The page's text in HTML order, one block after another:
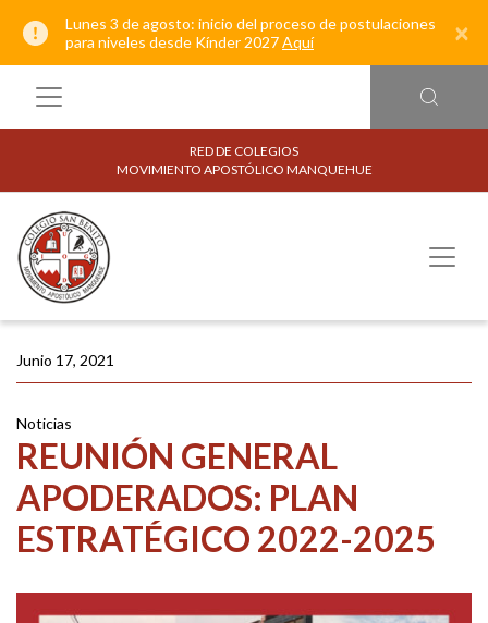
Lunes 3 de agosto: inicio del proceso de postulaciones
para niveles desde Kínder 2027Aquí ×
RED DE COLEGIOS
MOVIMIENTO APOSTÓLICO MANQUEHUE
Junio 17, 2021
Noticias
REUNIÓN GENERAL
APODERADOS: PLAN
ESTRATÉGICO 2022-2025